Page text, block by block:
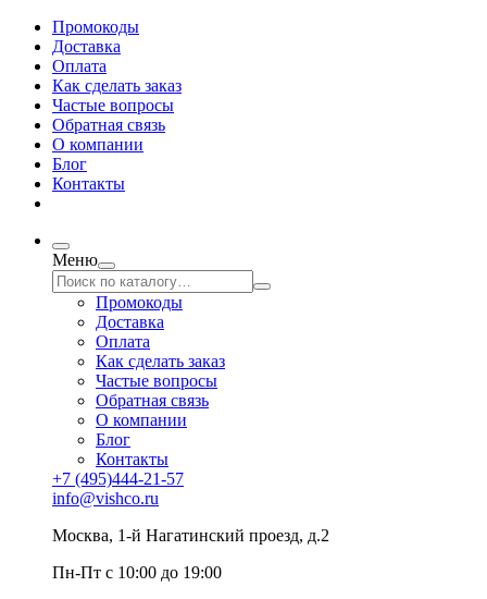
Промокоды
Доставка
Оплата
Как сделать заказ
Частые вопросы
Обратная связь
О компании
Блог
Контакты
Меню
Промокоды
Доставка
Оплата
Как сделать заказ
Частые вопросы
Обратная связь
О компании
Блог
Контакты
+7 (495)444-21-57
info@vishco.ru
Москва, 1-й Нагатинский проезд, д.2
Пн-Пт с 10:00 до 19:00